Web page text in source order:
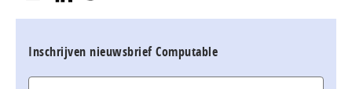
Inschrijven nieuwsbrief Computable